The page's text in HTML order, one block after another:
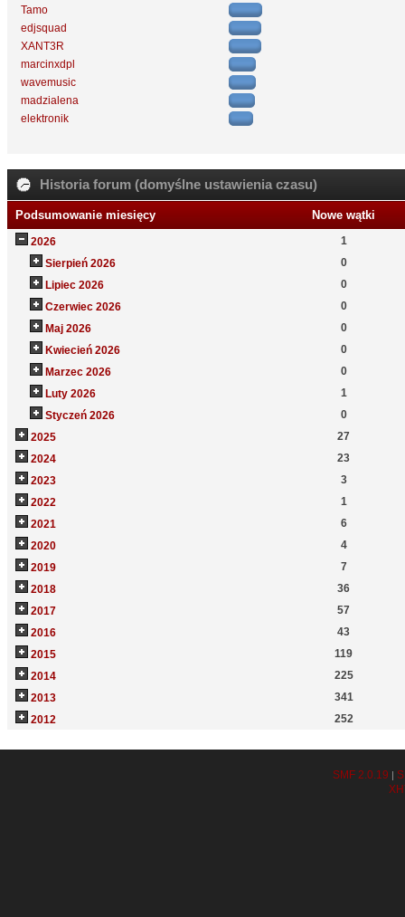
Tamo
edjsquad
XANT3R
marcinxdpl
wavemusic
madzialena
elektronik
Historia forum (domyślne ustawienia czasu)
Podsumowanie miesięcy Nowe wątki
2026
1
Sierpień 2026
0
Lipiec 2026
0
Czerwiec 2026
0
Maj 2026
0
Kwiecień 2026
0
Marzec 2026
0
Luty 2026
1
Styczeń 2026
0
2025
27
2024
23
2023
3
2022
1
2021
6
2020
4
2019
7
2018
36
2017
57
2016
43
2015
119
2014
225
2013
341
2012
252
SMF 2.0.19